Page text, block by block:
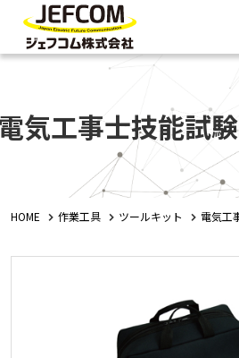
気工事士技能試
HOME 作業工具 ツールキット 電気工